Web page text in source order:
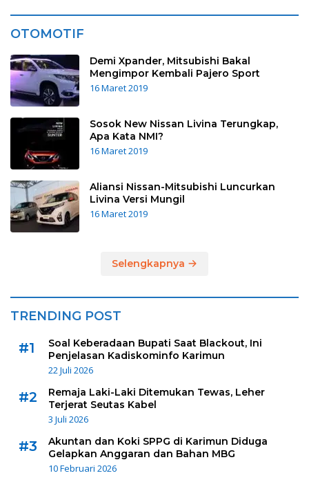
OTOMOTIF
Demi Xpander, Mitsubishi Bakal
Mengimpor Kembali Pajero Sport
16 Maret 2019
Sosok New Nissan Livina Terungkap,
Apa Kata NMI?
16 Maret 2019
Aliansi Nissan-Mitsubishi Luncurkan
Livina Versi Mungil
16 Maret 2019
Selengkapnya
TRENDING POST
#1
Soal Keberadaan Bupati Saat Blackout, Ini
Penjelasan Kadiskominfo Karimun
22 Juli 2026
#2
Remaja Laki-Laki Ditemukan Tewas, Leher
Terjerat Seutas Kabel
3 Juli 2026
#3
Akuntan dan Koki SPPG di Karimun Diduga
Gelapkan Anggaran dan Bahan MBG
10 Februari 2026